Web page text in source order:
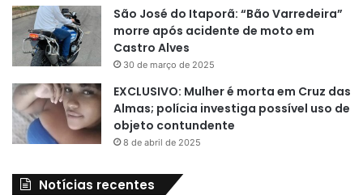
São José do Itaporã: “Bão Varredeira”
morre após acidente de moto em
Castro Alves
30 de março de 2025
EXCLUSIVO: Mulher é morta em Cruz das
Almas; polícia investiga possível uso de
objeto contundente
8 de abril de 2025
Notícias recentes